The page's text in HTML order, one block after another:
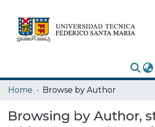
Research Outputs
Acerca de
Home Browse by Author
Browsing by Author,